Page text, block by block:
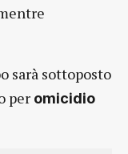
sarà sottoposto
per omicidio